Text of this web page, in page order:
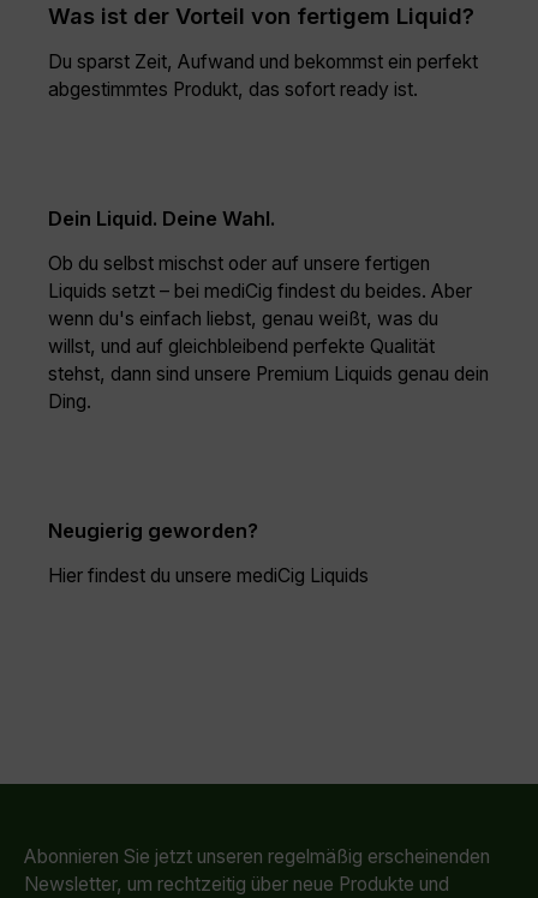
Was ist der Vorteil von fertigem Liquid?
Du sparst Zeit, Aufwand und bekommst ein perfekt
abgestimmtes Produkt, das sofort ready ist.
Dein Liquid. Deine Wahl.
Ob du selbst mischst oder auf unsere fertigen
Liquids setzt – bei mediCig findest du beides. Aber
wenn du's einfach liebst, genau weißt, was du
willst, und auf gleichbleibend perfekte Qualität
stehst, dann sind unsere Premium Liquids genau dein
Ding.
Neugierig geworden?
Hier findest du unsere mediCig Liquids
Abonnieren Sie jetzt unseren regelmäßig erscheinenden
Newsletter, um rechtzeitig über neue Produkte und